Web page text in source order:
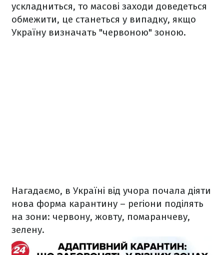
ускладниться, то масові заходи доведеться
обмежити, це станеться у випадку, якщо
Україну визначать "червоною" зоною.
Нагадаємо, в Україні від учора почала діяти
нова форма карантину – регіони поділять
на зони: червону, жовту, помаранчеву,
зелену.